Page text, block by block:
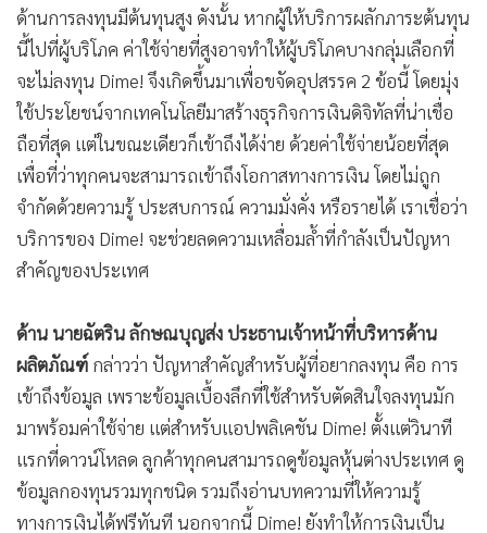
ด้านการลงทุนมีต้นทุนสูง ดังนั้น หากผู้ให้บริการผลักภาระต้นทุน
นี้ไปที่ผู้บริโภค ค่าใช้จ่ายที่สูงอาจทำให้ผู้บริโภคบางกลุ่มเลือกที่
จะไม่ลงทุน Dime! จึงเกิดขึ้นมาเพื่อขจัดอุปสรรค 2 ข้อนี้ โดยมุ่ง
ใช้ประโยชน์จากเทคโนโลยีมาสร้างธุรกิจการเงินดิจิทัลที่น่าเชื่อ
ถือที่สุด แต่ในขณะเดียวก็เข้าถึงได้ง่าย ด้วยค่าใช้จ่ายน้อยที่สุด
เพื่อที่ว่าทุกคนจะสามารถเข้าถึงโอกาสทางการเงิน โดยไม่ถูก
จำกัดด้วยความรู้ ประสบการณ์ ความมั่งคั่ง หรือรายได้ เราเชื่อว่า
บริการของ Dime! จะช่วยลดความเหลื่อมล้ำที่กำลังเป็นปัญหา
สำคัญของประเทศ
ด้าน นายฉัตริน ลักษณบุญส่ง ประธานเจ้าหน้าที่บริหารด้าน
ผลิตภัณฑ์ กล่าวว่า ปัญหาสำคัญสำหรับผู้ที่อยากลงทุน คือ การ
เข้าถึงข้อมูล เพราะข้อมูลเบื้องลึกที่ใช้สำหรับตัดสินใจลงทุนมัก
มาพร้อมค่าใช้จ่าย แต่สำหรับแอปพลิเคชัน Dime! ตั้งแต่วินาที
แรกที่ดาวน์โหลด ลูกค้าทุกคนสามารถดูข้อมูลหุ้นต่างประเทศ ดู
ข้อมูลกองทุนรวมทุกชนิด รวมถึงอ่านบทความที่ให้ความรู้
ทางการเงินได้ฟรีทันที นอกจากนี้ Dime! ยังทำให้การเงินเป็น